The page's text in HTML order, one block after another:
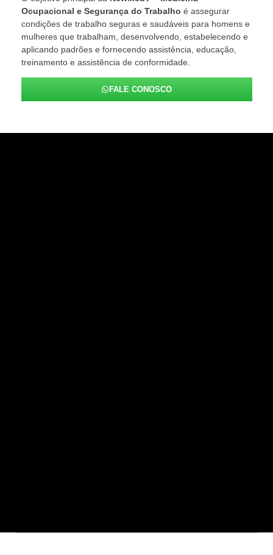
Ocupacional e Segurança do Trabalho é assegurar
condições de trabalho seguras e saudáveis para homens e
mulheres que trabalham, desenvolvendo, estabelecendo e
aplicando padrões e fornecendo assistência, educação,
treinamento e assistência de conformidade.
FALE CONOSCO